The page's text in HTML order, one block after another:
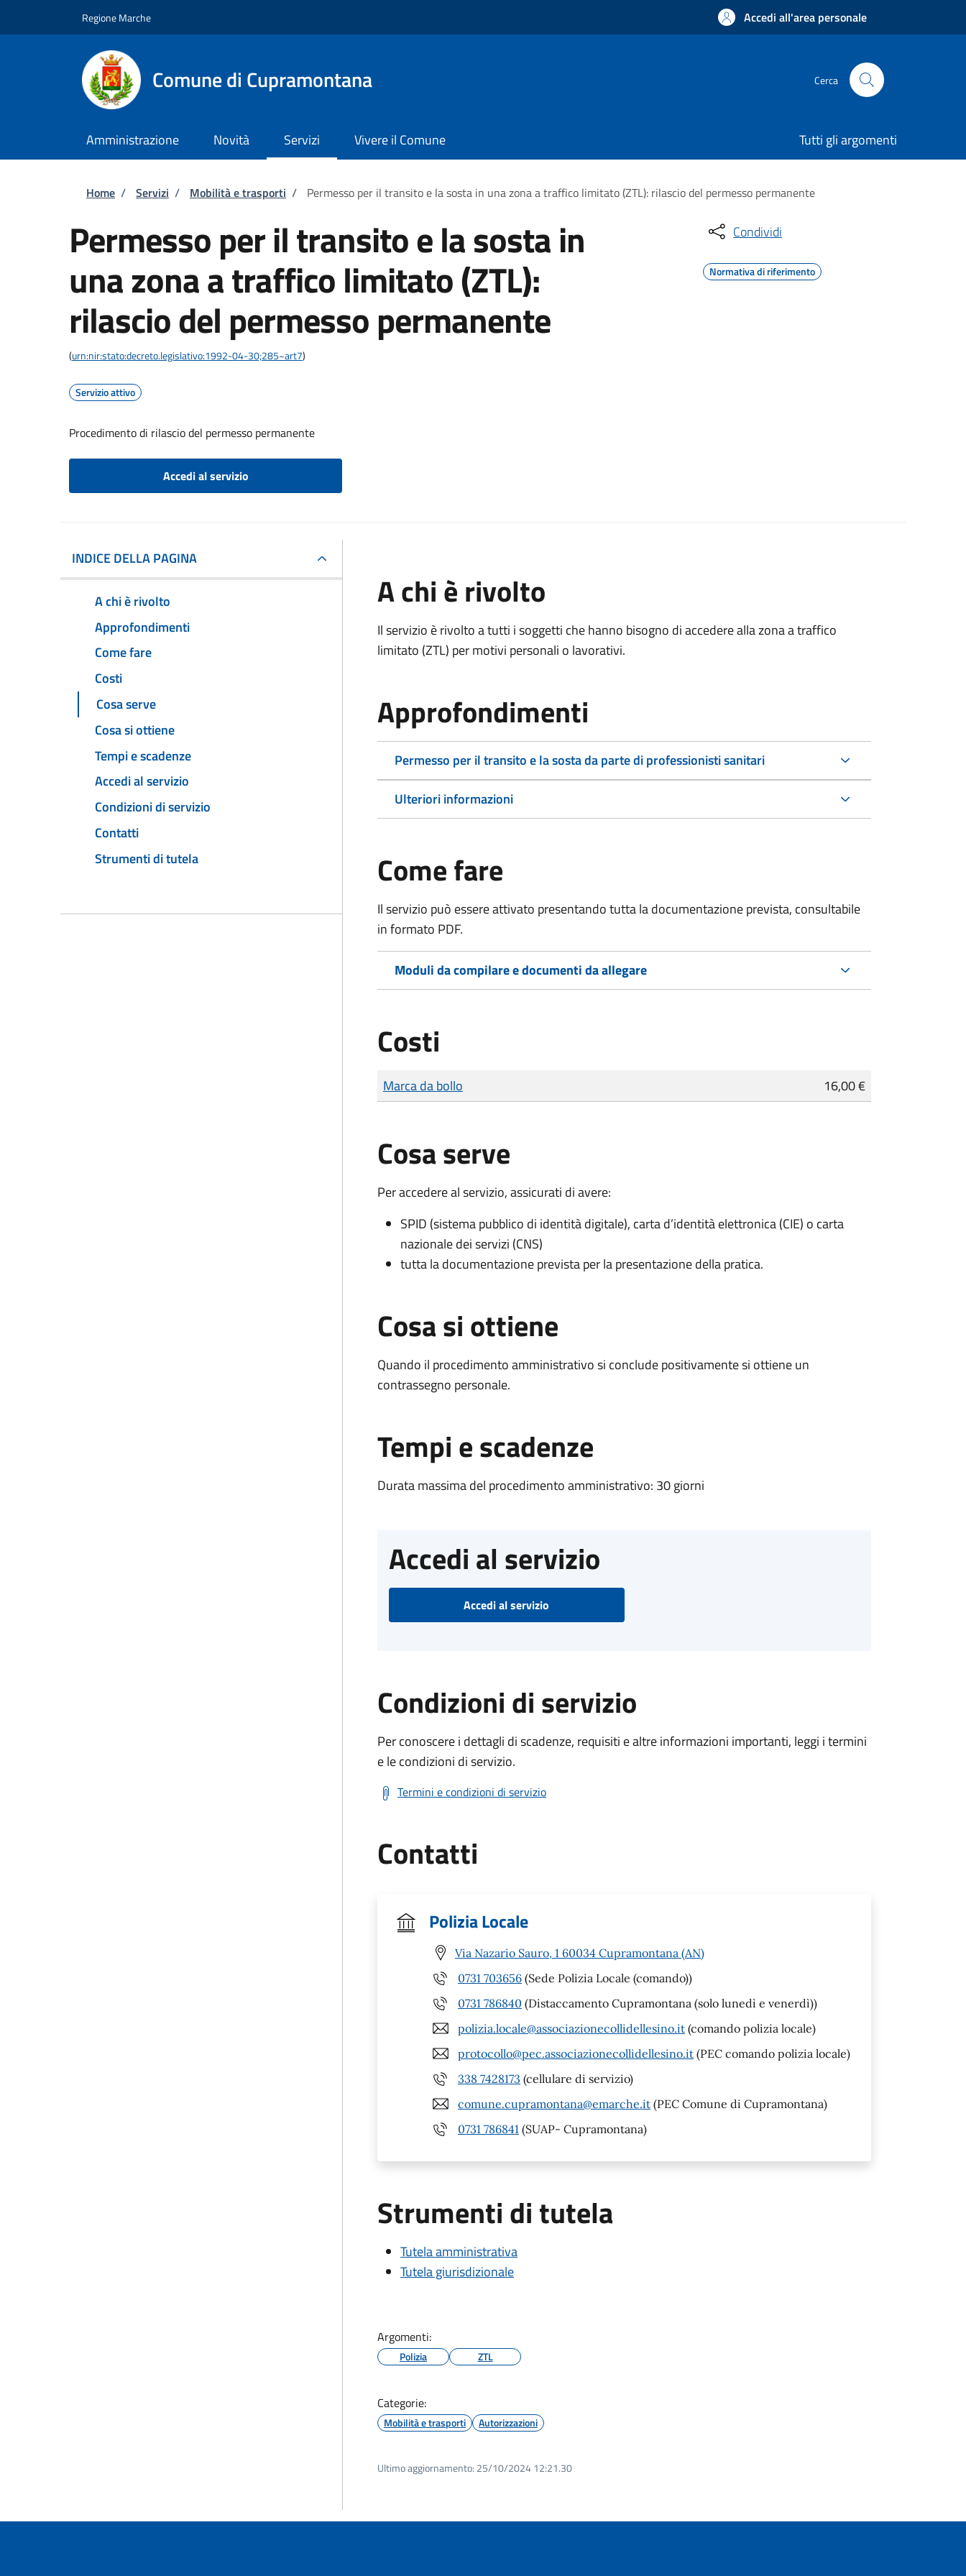
Regione Marche Accedi all'area personale
Comune di Cupramontana Cerca
Amministrazione Novità Servizi Vivere il Comune Tutti gli argomenti
Briciole di pane
Home / Servizi / Mobilità e trasporti / Permesso per il transito e la sosta in una zona a traffico limitato (ZTL): rilascio del permesso permanente
Permesso per il transito e la sosta in
una zona a traffico limitato (ZTL):
rilascio del permesso permanente
(urn:nir:stato:decreto.legislativo:1992-04-30;285~art7)
Servizio attivo
Procedimento di rilascio del permesso permanente
Accedi al servizio
Condividi
Normativa di riferimento
INDICE DELLA PAGINA
A chi è rivolto
Approfondimenti
Come fare
Costi
Cosa serve
Cosa si ottiene
Tempi e scadenze
Accedi al servizio
Condizioni di servizio
Contatti
Strumenti di tutela
A chi è rivolto
Il servizio è rivolto a tutti i soggetti che hanno bisogno di accedere alla zona a traffico
limitato (ZTL) per motivi personali o lavorativi.
Approfondimenti
Permesso per il transito e la sosta da parte di professionisti sanitari
Ulteriori informazioni
Come fare
Il servizio può essere attivato presentando tutta la documentazione prevista, consultabile
in formato PDF.
Moduli da compilare e documenti da allegare
Costi
Tipo di pagamento
Importo
Marca da bollo 16,00 €
Cosa serve
Per accedere al servizio, assicurati di avere:
SPID (sistema pubblico di identità digitale), carta d’identità elettronica (CIE) o carta
nazionale dei servizi (CNS)
tutta la documentazione prevista per la presentazione della pratica.
Cosa si ottiene
Quando il procedimento amministrativo si conclude positivamente si ottiene un
contrassegno personale.
Tempi e scadenze
Durata massima del procedimento amministrativo: 30 giorni
Accedi al servizio
Accedi al servizio
Condizioni di servizio
Per conoscere i dettagli di scadenze, requisiti e altre informazioni importanti, leggi i termini
e le condizioni di servizio.
Termini e condizioni di servizio
Contatti
Polizia Locale
Via Nazario Sauro, 1 60034 Cupramontana (AN)
0731 703656 (Sede Polizia Locale (comando))
0731 786840 (Distaccamento Cupramontana (solo lunedì e venerdì))
polizia.locale@associazionecollidellesino.it (comando polizia locale)
protocollo@pec.associazionecollidellesino.it (PEC comando polizia locale)
338 7428173 (cellulare di servizio)
comune.cupramontana@emarche.it (PEC Comune di Cupramontana)
0731 786841 (SUAP- Cupramontana)
Strumenti di tutela
Tutela amministrativa
Tutela giurisdizionale
Argomenti:
Polizia ZTL
Categorie:
Mobilità e trasporti Autorizzazioni
Ultimo aggiornamento: 25/10/2024 12:21.30